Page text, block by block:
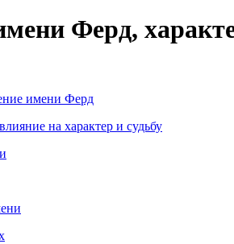
Ферд,
имени Ферд
на характер и судьбу